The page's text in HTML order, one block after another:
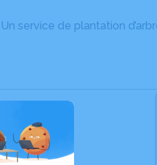
Un service de plantation